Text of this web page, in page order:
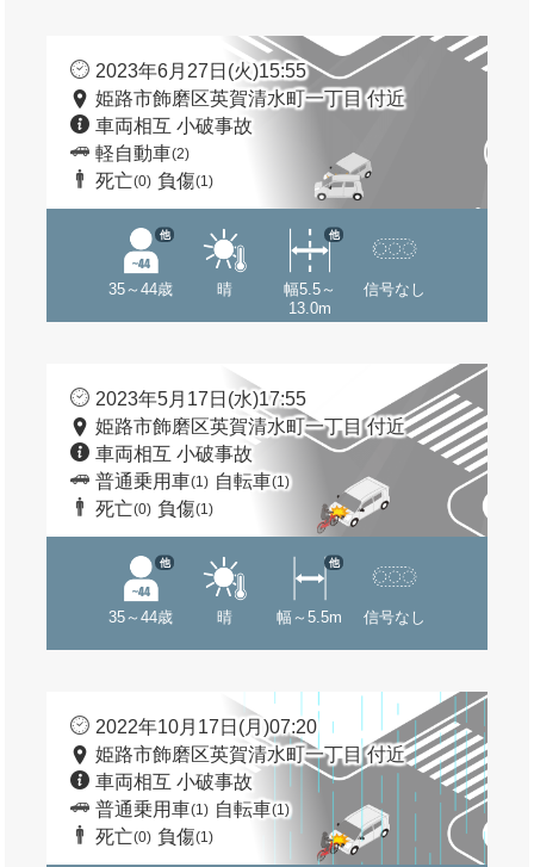
2023年6月27日(火)15:55
姫路市飾磨区英賀清水町一丁目 付近
車両相互 小破事故
軽自動車(2)
死亡(0) 負傷(1)
35～44歳
他
晴
幅5.5～
13.0m
他
信号なし
2023年5月17日(水)17:55
姫路市飾磨区英賀清水町一丁目 付近
車両相互 小破事故
普通乗用車(1) 自転車(1)
死亡(0) 負傷(1)
35～44歳
他
晴 幅～5.5m
他
信号なし
2022年10月17日(月)07:20
姫路市飾磨区英賀清水町一丁目 付近
車両相互 小破事故
普通乗用車(1) 自転車(1)
死亡(0) 負傷(1)